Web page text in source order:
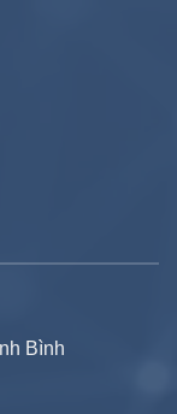
Bình